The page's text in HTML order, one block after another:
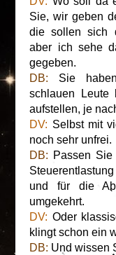
Sie, wir geben
die sollen sich
aber ich sehe
gegeben.
DB: Sie
schlauen Leute
aufstellen, je
DV: Selbst mit
noch sehr unfrei.
DB: Passen
und für die
umgekehrt.
DV: Oder
klingt schon ein
DB: Und wissen